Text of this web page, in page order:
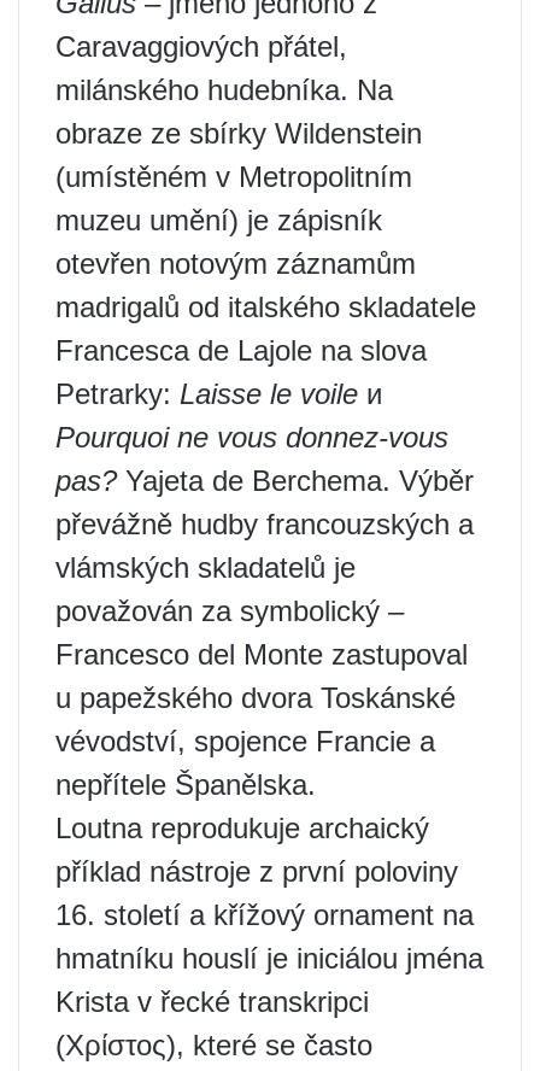
Caravaggiových přátel,
milánského hudebníka. Na
obraze ze sbírky Wildenstein
(umístěném v Metropolitním
muzeu umění) je zápisník
otevřen notovým záznamům
madrigalů od italského skladatele
Francesca de Lajole na slova
Petrarky: Laisse le voile и
Pourquoi ne vous donnez-vous
pas?Yajeta de Berchema. Výběr
převážně hudby francouzských a
vlámských skladatelů je
považován za symbolický –
Francesco del Monte zastupoval
u papežského dvora Toskánské
vévodství, spojence Francie a
nepřítele Španělska.
Loutna reprodukuje archaický
příklad nástroje z první poloviny
16. století a křížový ornament na
hmatníku houslí je iniciálou jména
Krista v řecké transkripci
(Χρίστος), které se často